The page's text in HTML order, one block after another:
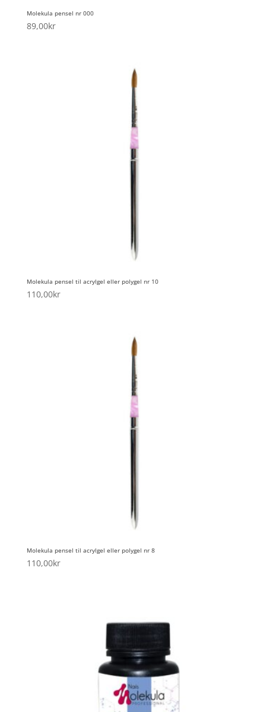
Molekula pensel nr 000
89,00kr
Molekula pensel til acrylgel eller polygel nr 10
110,00kr
Molekula pensel til acrylgel eller polygel nr 8
110,00kr